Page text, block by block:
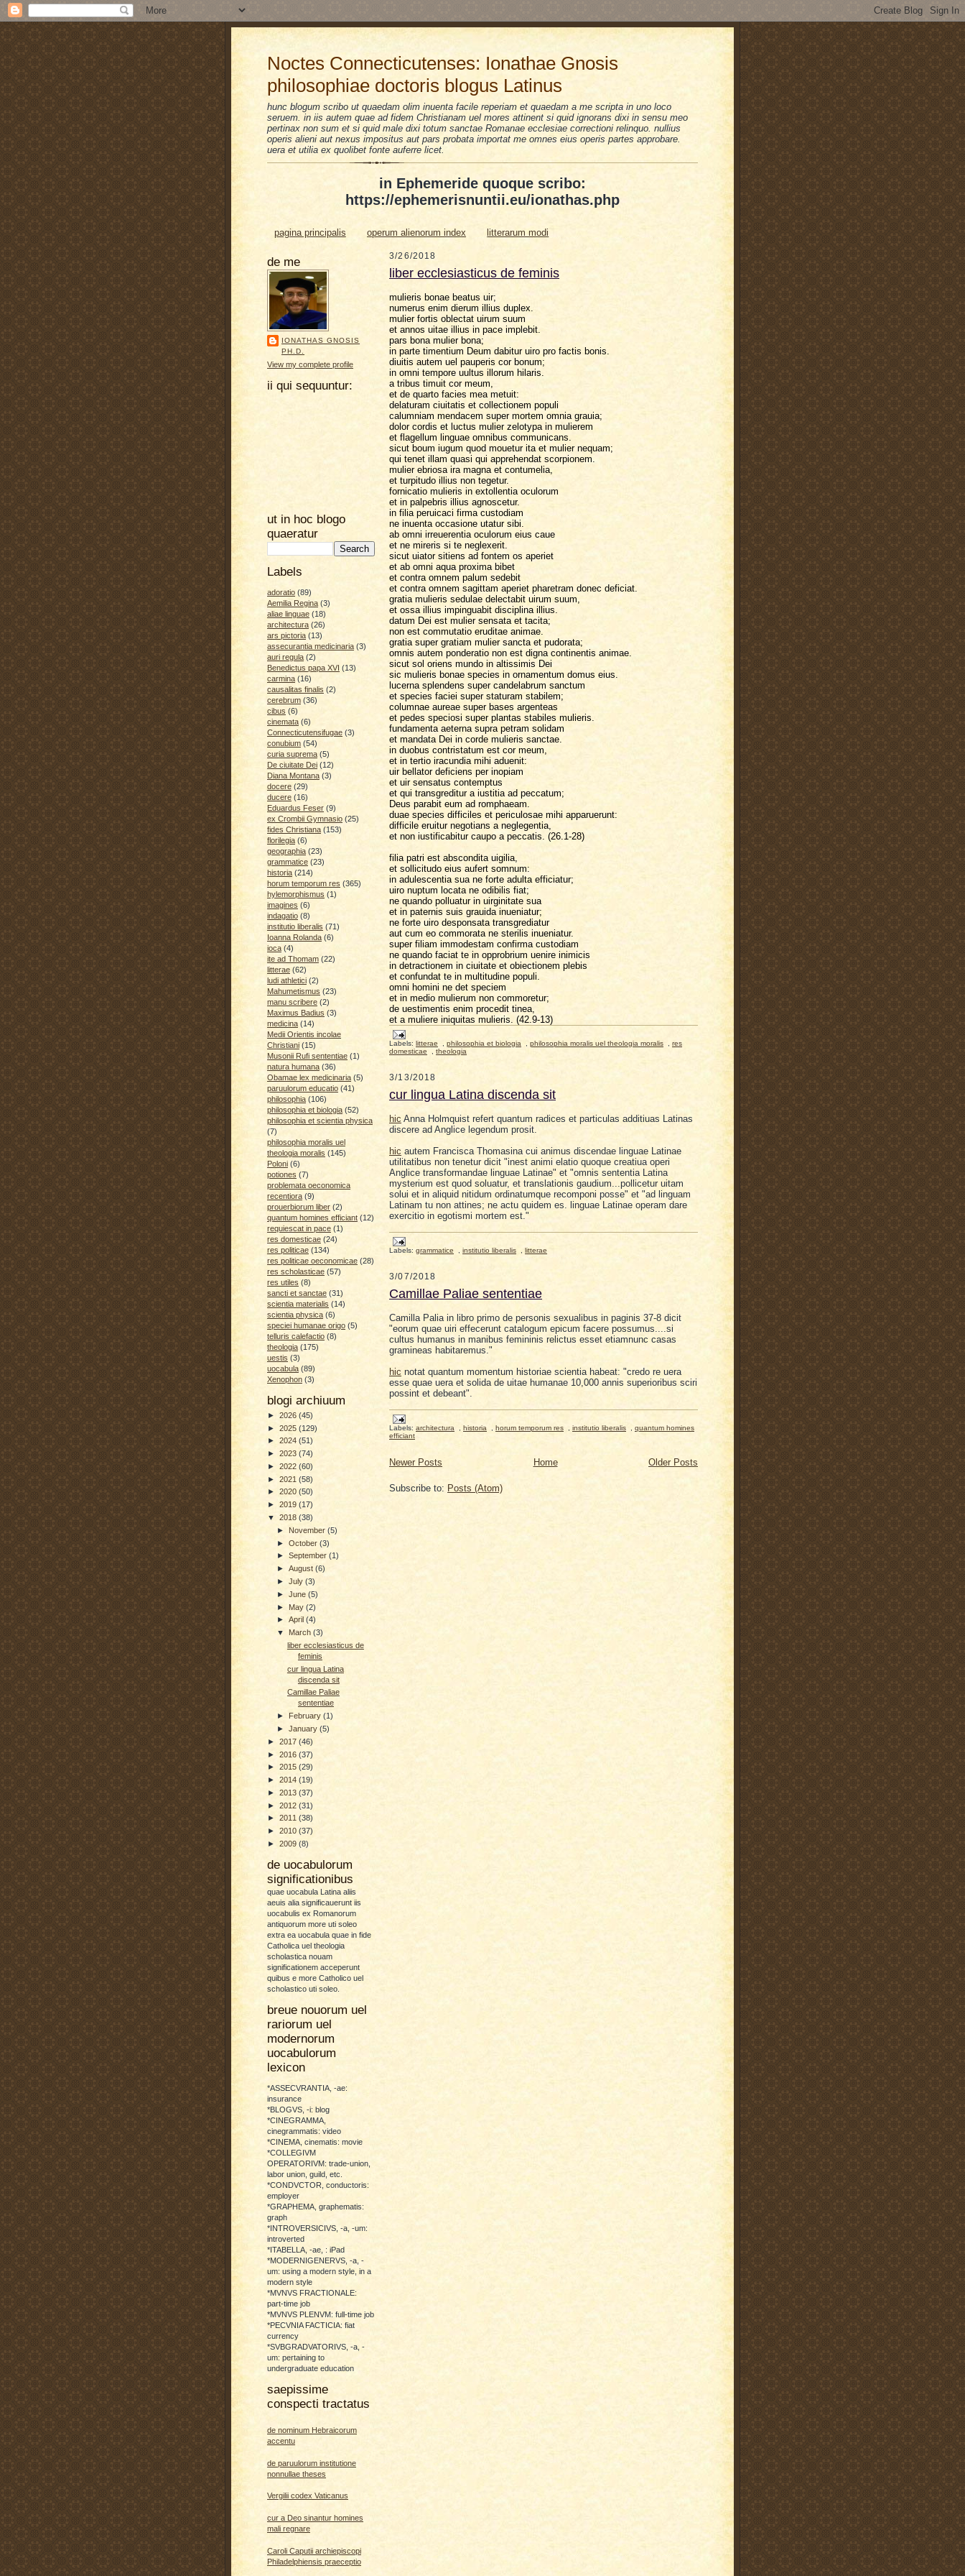
Noctes Connecticutenses: Ionathae Gnosis
philosophiae doctoris blogus Latinus
hunc blogum scribo ut quaedam olim inuenta facile reperiam et quaedam a me scripta in uno loco
seruem. in iis autem quae ad fidem Christianam uel mores attinent si quid ignorans dixi in sensu meo
pertinax non sum et si quid male dixi totum sanctae Romanae ecclesiae correctioni relinquo. nullius
operis alieni aut nexus impositus aut pars probata importat me omnes eius operis partes approbare.
uera et utilia ex quolibet fonte auferre licet.
in Ephemeride quoque scribo:
https://ephemerisnuntii.eu/ionathas.php
pagina principalis operum alienorum index litterarum modi
de me
IONATHAS GNOSIS
PH.D.
View my complete profile
ii qui sequuntur:
ut in hoc blogo
quaeratur
Labels
adoratio (89)
Aemilia Regina (3)
aliae linguae (18)
architectura (26)
ars pictoria (13)
assecurantia medicinaria (3)
auri regula (2)
Benedictus papa XVI (13)
carmina (16)
causalitas finalis (2)
cerebrum (36)
cibus (6)
cinemata (6)
Connecticutensifugae (3)
conubium (54)
curia suprema (5)
De ciuitate Dei (12)
Diana Montana (3)
docere (29)
ducere (16)
Eduardus Feser (9)
ex Crombii Gymnasio (25)
fides Christiana (153)
florilegia (6)
geographia (23)
grammatice (23)
historia (214)
horum temporum res (365)
hylemorphismus (1)
imagines (6)
indagatio (8)
institutio liberalis (71)
Ioanna Rolanda (6)
ioca (4)
ite ad Thomam (22)
litterae (62)
ludi athletici (2)
Mahumetismus (23)
manu scribere (2)
Maximus Badius (3)
medicina (14)
Medii Orientis incolae
Christiani (15)
Musonii Rufi sententiae (1)
natura humana (36)
Obamae lex medicinaria (5)
paruulorum educatio (41)
philosophia (106)
philosophia et biologia (52)
philosophia et scientia physica
(7)
philosophia moralis uel
theologia moralis (145)
Poloni (6)
potiones (7)
problemata oeconomica
recentiora (9)
prouerbiorum liber (2)
quantum homines efficiant (12)
requiescat in pace (1)
res domesticae (24)
res politicae (134)
res politicae oeconomicae (28)
res scholasticae (57)
res utiles (8)
sancti et sanctae (31)
scientia materialis (14)
scientia physica (6)
speciei humanae origo (5)
telluris calefactio (8)
theologia (175)
uestis (3)
uocabula (89)
Xenophon (3)
blogi archiuum
► 2026 (45)
► 2025 (129)
► 2024 (51)
► 2023 (74)
► 2022 (60)
► 2021 (58)
► 2020 (50)
► 2019 (17)
▼ 2018 (38)
► November(5)
►October(3)
►September(1)
►August(6)
►July(3)
►June(5)
►May(2)
►April(4)
▼March(3)
liber ecclesiasticus de
feminis
cur lingua Latina
discenda sit
Camillae Paliae
sententiae
►
February(1)
►January(5)
► 2017 (46)
► 2016 (37)
► 2015 (29)
► 2014 (19)
► 2013 (37)
► 2012 (31)
► 2011 (38)
► 2010 (37)
► 2009 (8)
de uocabulorum
significationibus
quae uocabula Latina aliis
aeuis alia significauerunt iis
uocabulis ex Romanorum
antiquorum more uti soleo
extra ea uocabula quae in fide
Catholica uel theologia
scholastica nouam
significationem acceperunt
quibus e more Catholico uel
scholastico uti soleo.
breue nouorum uel
rariorum uel
modernorum
uocabulorum
lexicon
*ASSECVRANTIA, -ae:
insurance
*BLOGVS, -i: blog
*CINEGRAMMA,
cinegrammatis: video
*CINEMA, cinematis: movie
*COLLEGIVM
OPERATORIVM: trade-union,
labor union, guild, etc.
*CONDVCTOR, conductoris:
employer
*GRAPHEMA, graphematis:
graph
*INTROVERSICIVS, -a, -um:
introverted
*ITABELLA, -ae, : iPad
*MODERNIGENERVS, -a, -
um: using a modern style, in a
modern style
*MVNVS FRACTIONALE:
part-time job
*MVNVS PLENVM: full-time job
*PECVNIA FACTICIA: fiat
currency
*SVBGRADVATORIVS, -a, -
um: pertaining to
undergraduate education
saepissime
conspecti tractatus
de nominum Hebraicorum
accentu
de paruulorum institutione
nonnullae theses
Vergilii codex Vaticanus
cur a Deo sinantur homines
mali regnare
Caroli Caputii archiepiscopi
Philadelphiensis praeceptio
3/26/2018
liber ecclesiasticus de feminis
mulieris bonae beatus uir;
numerus enim dierum illius duplex.
mulier fortis oblectat uirum suum
et annos uitae illius in pace implebit.
pars bona mulier bona;
in parte timentium Deum dabitur uiro pro factis bonis.
diuitis autem uel pauperis cor bonum;
in omni tempore uultus illorum hilaris.
a tribus timuit cor meum,
et de quarto facies mea metuit:
delaturam ciuitatis et collectionem populi
calumniam mendacem super mortem omnia grauia;
dolor cordis et luctus mulier zelotypa in mulierem
et flagellum linguae omnibus communicans.
sicut boum iugum quod mouetur ita et mulier nequam;
qui tenet illam quasi qui apprehendat scorpionem.
mulier ebriosa ira magna et contumelia,
et turpitudo illius non tegetur.
fornicatio mulieris in extollentia oculorum
et in palpebris illius agnoscetur.
in filia peruicaci firma custodiam
ne inuenta occasione utatur sibi.
ab omni irreuerentia oculorum eius caue
et ne mireris si te neglexerit.
sicut uiator sitiens ad fontem os aperiet
et ab omni aqua proxima bibet
et contra omnem palum sedebit
et contra omnem sagittam aperiet pharetram donec deficiat.
gratia mulieris sedulae delectabit uirum suum,
et ossa illius impinguabit disciplina illius.
datum Dei est mulier sensata et tacita;
non est commutatio eruditae animae.
gratia super gratiam mulier sancta et pudorata;
omnis autem ponderatio non est digna continentis animae.
sicut sol oriens mundo in altissimis Dei
sic mulieris bonae species in ornamentum domus eius.
lucerna splendens super candelabrum sanctum
et species faciei super staturam stabilem;
columnae aureae super bases argenteas
et pedes speciosi super plantas stabiles mulieris.
fundamenta aeterna supra petram solidam
et mandata Dei in corde mulieris sanctae.
in duobus contristatum est cor meum,
et in tertio iracundia mihi aduenit:
uir bellator deficiens per inopiam
et uir sensatus contemptus
et qui transgreditur a iustitia ad peccatum;
Deus parabit eum ad romphaeam.
duae species difficiles et periculosae mihi apparuerunt:
difficile eruitur negotians a neglegentia,
et non iustificabitur caupo a peccatis. (26.1-28)
filia patri est abscondita uigilia,
et sollicitudo eius aufert somnum:
in adulescentia sua ne forte adulta efficiatur;
uiro nuptum locata ne odibilis fiat;
ne quando polluatur in uirginitate sua
et in paternis suis grauida inueniatur;
ne forte uiro desponsata transgrediatur
aut cum eo commorata ne sterilis inueniatur.
super filiam immodestam confirma custodiam
ne quando faciat te in opprobrium uenire inimicis
in detractionem in ciuitate et obiectionem plebis
et confundat te in multitudine populi.
omni homini ne det speciem
et in medio mulierum non commoretur;
de uestimentis enim procedit tinea,
et a muliere iniquitas mulieris. (42.9-13)
Labels: litterae philosophia et biologia philosophia moralis uel theologia moralis
res
domesticae
theologia
3/13/2018
cur lingua Latina discenda sit
hic Anna Holmquist refert quantum radices et particulas additiuas Latinas
discere ad Anglice legendum prosit
hic autem Francisca Thomasina cui animus discendae linguae Latinae
utilitatibus non tenetur dicit "inest animi elatio quoque creatiua operi
Anglice transformandae linguae Latinae" et "omnis sententia Latina
mysterium est quod soluatur, et translationis gaudium...pollicetur uitam
solui et in aliquid nitidum ordinatumque recomponi posse" et "ad linguam
Latinam tu non attines; ne actu quidem es. linguae Latinae operam dare
exercitio in egotismi mortem est."
Labels: grammatice institutio liberalis litterae
3/07/2018
Camillae Paliae sententiae
Camilla Palia in libro primo de personis sexualibus in paginis 37-8 dicit
"eorum quae uiri effecerunt catalogum epicum facere possumus....si
cultus humanus in manibus femininis relictus esset etiamnunc casas
gramineas habitaremus."
hic notat quantum momentum historiae scientia habeat: "credo re uera
esse quae uera et solida de uitae humanae 10,000 annis superioribus sciri
possint et debeant".
Labels: architectura historia horum temporum res institutio liberalis
quantum homines
efficiant
Newer Posts Older Posts
Home
Subscribe to: Posts (Atom)